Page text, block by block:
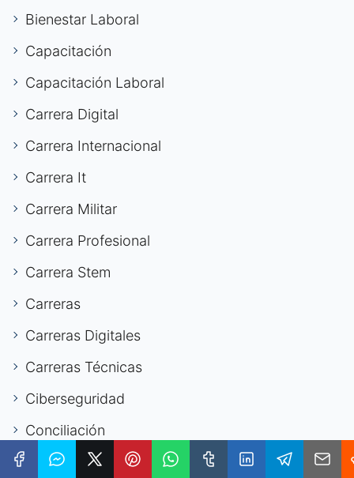
Bienestar Laboral
Capacitación
Capacitación Laboral
Carrera Digital
Carrera Internacional
Carrera It
Carrera Militar
Carrera Profesional
Carrera Stem
Carreras
Carreras Digitales
Carreras Técnicas
Ciberseguridad
Conciliación
Currículum